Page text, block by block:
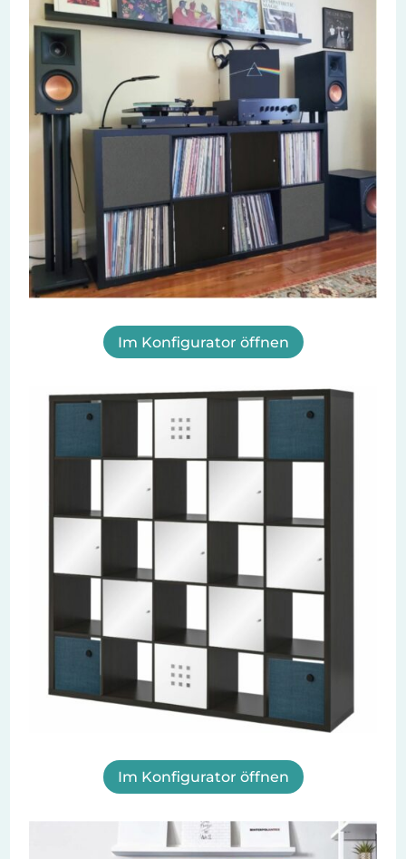
Im Konfigurator öffnen
Im Konfigurator öffnen